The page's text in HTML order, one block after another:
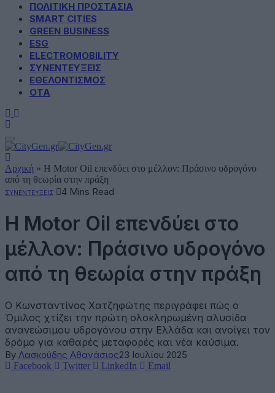
ΠΟΛΙΤΙΚΗ ΠΡΟΣΤΑΣΙΑ
SMART CITIES
GREEN BUSINESS
ESG
ELECTROMOBILITY
ΣΥΝΕΝΤΕΥΞΕΙΣ
ΕΘΕΛΟΝΤΙΣΜΟΣ
ΟΤΑ
Αρχική » Η Motor Oil επενδύει στο μέλλον: Πράσινο υδρογόνο
από τη θεωρία στην πράξη
ΣΥΝΕΝΤΕΥΞΕΙΣ 4 Mins Read
Η Motor Oil επενδύει στο
μέλλον: Πράσινο υδρογόνο
από τη θεωρία στην πράξη
Ο Κωνσταντίνος Χατζηφώτης περιγράφει πώς ο
Όμιλος χτίζει την πρώτη ολοκληρωμένη αλυσίδα
ανανεώσιμου υδρογόνου στην Ελλάδα και ανοίγει τον
δρόμο για καθαρές μεταφορές και νέα καύσιμα.
By Λασκούδης Αθανάσιος23 Ιουλίου 2025
Facebook Twitter LinkedIn Email